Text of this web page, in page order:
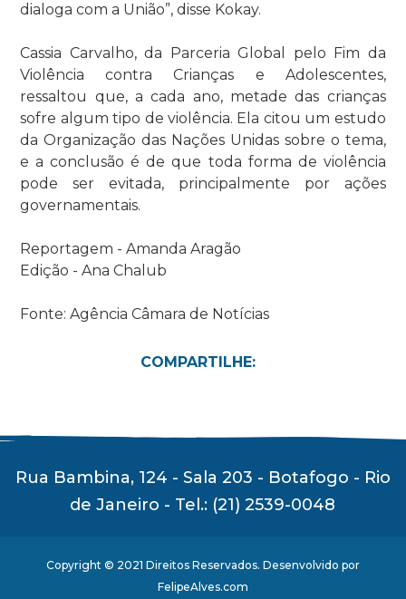
dialoga com a União”, disse Kokay.
Cassia Carvalho, da Parceria Global pelo Fim da
Violência contra Crianças e Adolescentes,
ressaltou que, a cada ano, metade das crianças
sofre algum tipo de violência. Ela citou um estudo
da Organização das Nações Unidas sobre o tema,
e a conclusão é de que toda forma de violência
pode ser evitada, principalmente por ações
governamentais.
Reportagem - Amanda Aragão
Edição - Ana Chalub
Fonte: Agência Câmara de Notícias
COMPARTILHE:
Rua Bambina, 124 - Sala 203 - Botafogo - Rio
de Janeiro - Tel.: (21) 2539-0048
Copyright © 2021 Direitos Reservados. Desenvolvido por
FelipeAlves.com